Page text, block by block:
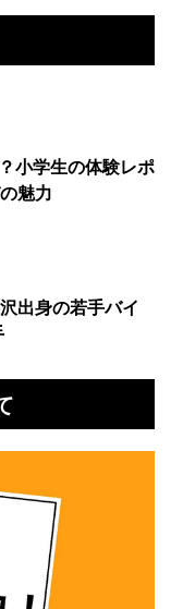
小学生の体験レポ
魅力
出身の若手バイ